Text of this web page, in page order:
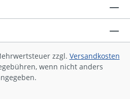
zzgl. Versandkosten
wenn nicht anders